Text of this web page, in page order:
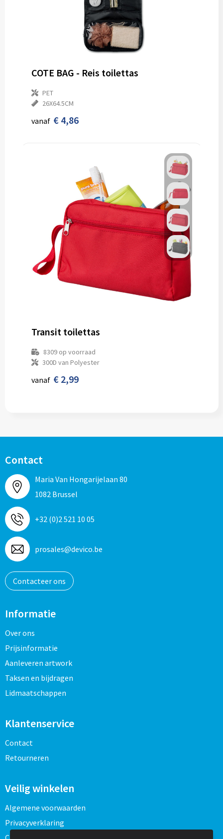
COTE BAG - Reis toilettas
PET
26X64.5CM
vanaf € 4,86
Transit toilettas
8309op voorraad
300D van Polyester
vanaf € 2,99
Contact
Maria Van Hongarijelaan 80
1082 Brussel
+32 (0)2 521 10 05
prosales@devico.be
Contacteer ons
Informatie
Over ons
Prijsinformatie
Aanleveren artwork
Taksen en bijdragen
Lidmaatschappen
Klantenservice
Contact
Retourneren
Veilig winkelen
Algemene voorwaarden
Privacyverklaring